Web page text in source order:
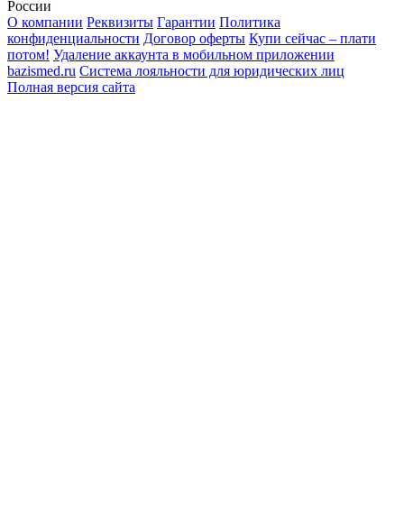
России
О компании Реквизиты Гарантии Политика
конфиденциальности Договор оферты Купи сейчас – плати
потом! Удаление аккаунта в мобильном приложении
bazismed.ru Система лояльности для юридических лиц
Полная версия сайта